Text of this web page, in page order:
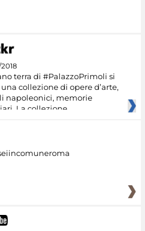
terra di #PalazzoPrimoli si
collezione di opere d’arte,
napoleonici, memorie
La collezione